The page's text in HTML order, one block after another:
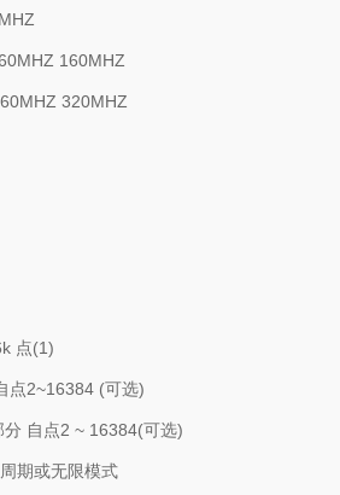
160MHZ
60MHZ 320MHZ
点(1)
点2~16384 (可选)
分 自点2 ~ 16384(可选)
周期或无限模式